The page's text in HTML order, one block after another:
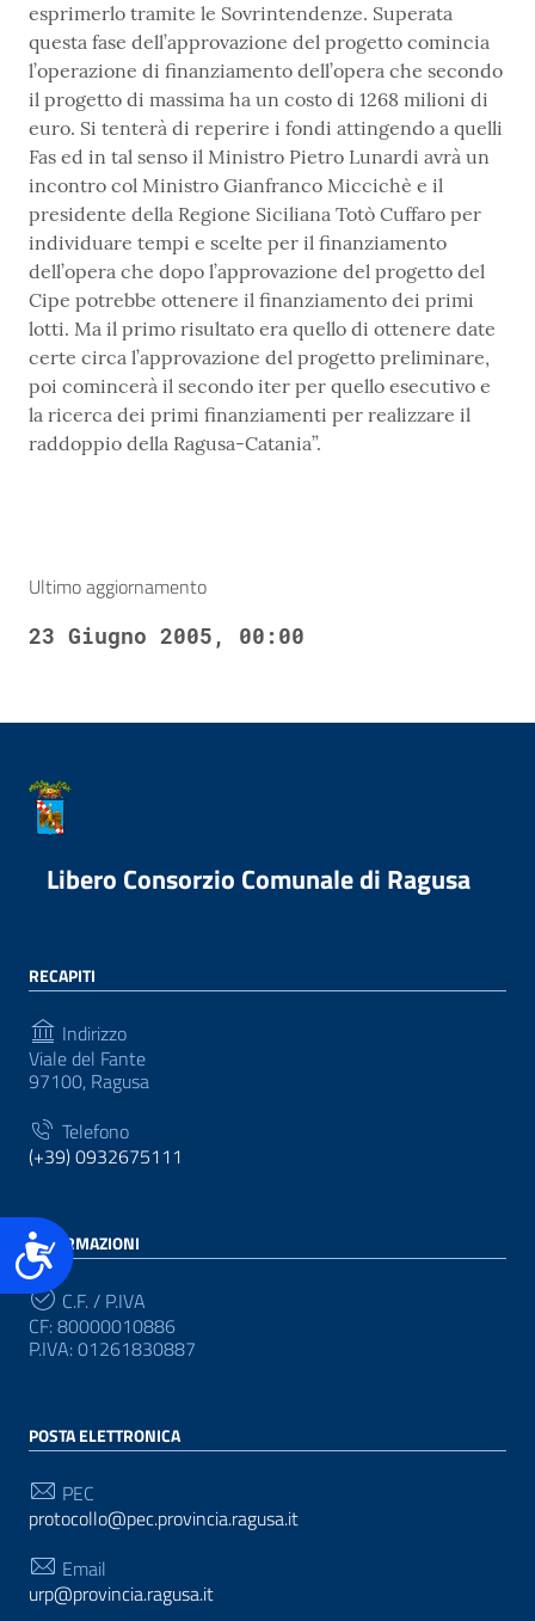
Accessibilità
esprimerlo tramite le Sovrintendenze. Superata
questa fase dell’approvazione del progetto comincia
l’operazione di finanziamento dell’opera che secondo
il progetto di massima ha un costo di 1268 milioni di
euro. Si tenterà di reperire i fondi attingendo a quelli
Fas ed in tal senso il Ministro Pietro Lunardi avrà un
incontro col Ministro Gianfranco Miccichè e il
presidente della Regione Siciliana Totò Cuffaro per
individuare tempi e scelte per il finanziamento
dell’opera che dopo l’approvazione del progetto del
Cipe potrebbe ottenere il finanziamento dei primi
lotti. Ma il primo risultato era quello di ottenere date
certe circa l’approvazione del progetto preliminare,
poi comincerà il secondo iter per quello esecutivo e
la ricerca dei primi finanziamenti per realizzare il
raddoppio della Ragusa-Catania”.
Ultimo aggiornamento
23 Giugno 2005, 00:00
Libero Consorzio Comunale di Ragusa
RECAPITI
Indirizzo
Viale del Fante
97100, Ragusa
Telefono
(+39) 0932675111
INFORMAZIONI
C.F. / P.IVA
CF: 80000010886
P.IVA: 01261830887
POSTA ELETTRONICA
PEC
protocollo@pec.provincia.ragusa.it
Email
urp@provincia.ragusa.it